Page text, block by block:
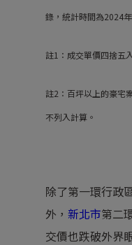
錄，統計時間為2024
註1：成交單價四捨五
註2：百坪以上的豪宅
不列入計算。
除了第一環行政
外， 新北市第二
交價也跌破外界